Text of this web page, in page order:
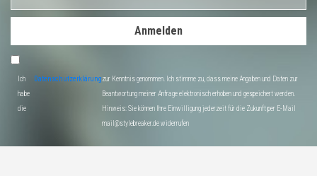
Anmelden
Ich
habe
die
Datenschutzerklärungzur Kenntnis genommen. Ich stimme zu, dass meine Angaben und Daten zur
Beantwortung meiner Anfrage elektronisch erhoben und gespeichert werden.
Hinweis: Sie können Ihre Einwilligung jederzeit für die Zukunft per E-Mail
mail@stylebreaker.de widerrufen